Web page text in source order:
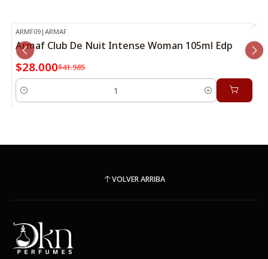
-33% OFF
ARMF09 |ARMAF
Armaf Club De Nuit Intense Woman 105ml Edp
$28.000$41.985
Cantidad
VOLVER ARRIBA